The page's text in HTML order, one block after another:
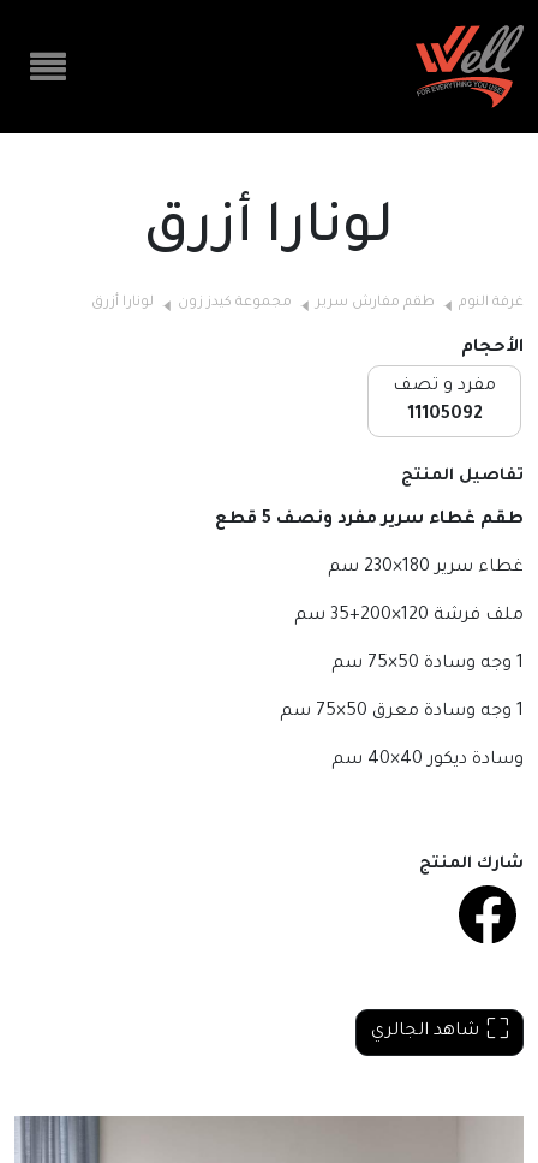
لونارا أزرق
غرفة النوم طقم مفارش سرير مجموعة كيدز زون لونارا أزرق
الأحجام
مفرد و تصف
11105092
تفاصيل المنتج
طقم غطاء سرير مفرد ونصف 5 قطع
غطاء سرير 180×230 سم
ملف فرشة 120×200+35 سم
1 وجه وسادة 50×75 سم
1 وجه وسادة معرق 50×75 سم
وسادة ديكور 40×40 سم
شارك المنتج
شاهد الجالري